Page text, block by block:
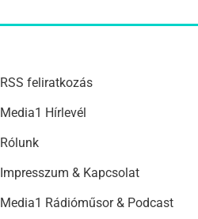
RSS feliratkozás
Media1 Hírlevél
Rólunk
Impresszum & Kapcsolat
Media1 Rádióműsor & Podcast